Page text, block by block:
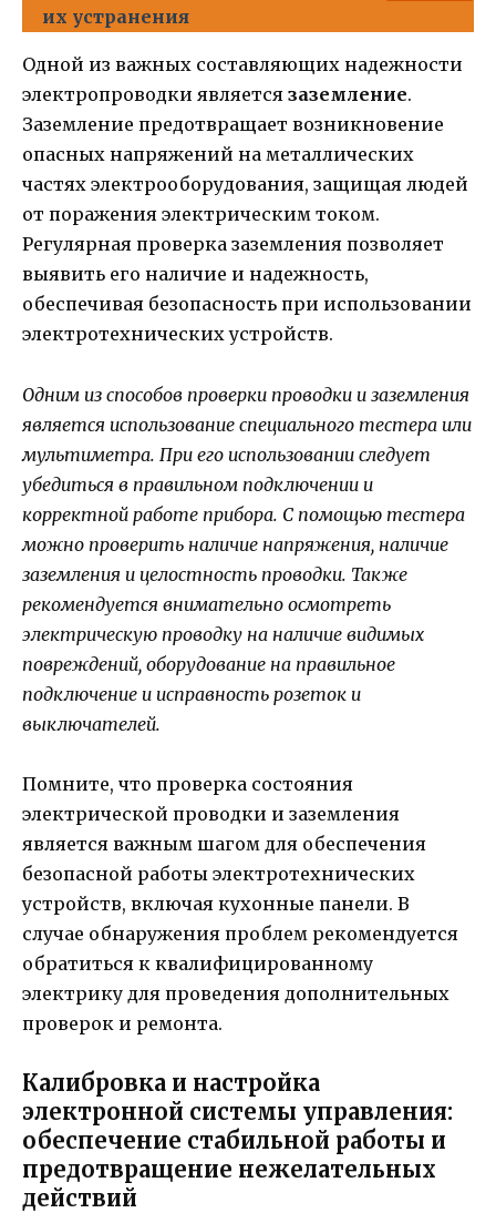
их устранения
Одной из важных составляющих надежности
электропроводки является заземление.
Заземление предотвращает возникновение
опасных напряжений на металлических
частях электрооборудования, защищая людей
от поражения электрическим током.
Регулярная проверка заземления позволяет
выявить его наличие и надежность,
обеспечивая безопасность при использовании
электротехнических устройств.
Одним из способов проверки проводки и заземления
является использование специального тестера или
мультиметра. При его использовании следует
убедиться в правильном подключении и
корректной работе прибора. С помощью тестера
можно проверить наличие напряжения, наличие
заземления и целостность проводки. Также
рекомендуется внимательно осмотреть
электрическую проводку на наличие видимых
повреждений, оборудование на правильное
подключение и исправность розеток и
выключателей.
Помните, что проверка состояния
электрической проводки и заземления
является важным шагом для обеспечения
безопасной работы электротехнических
устройств, включая кухонные панели. В
случае обнаружения проблем рекомендуется
обратиться к квалифицированному
электрику для проведения дополнительных
проверок и ремонта.
Калибровка и настройка
электронной системы управления:
обеспечение стабильной работы и
предотвращение нежелательных
действий